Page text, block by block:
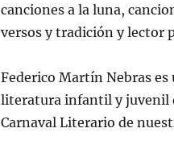
canciones a la luna,
versos y tradición y lector
Federico Martín Nebras es
literatura infantil y juvenil
Carnaval Literario de